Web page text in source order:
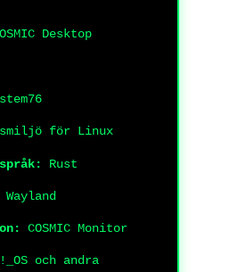
Desktop
för Linux
Rust
Wayland
COSMIC Monitor
och andra